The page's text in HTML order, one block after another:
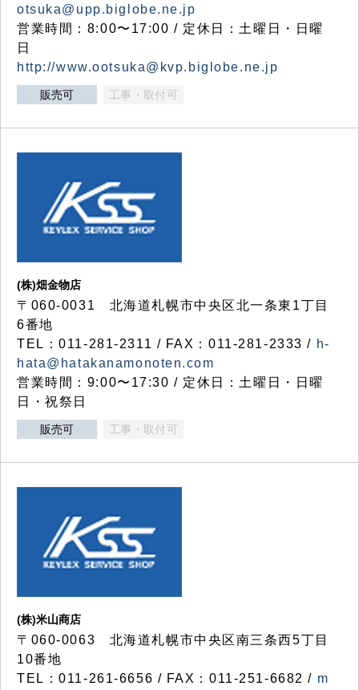
otsuka@upp.biglobe.ne.jp
営業時間：8:00〜17:00 / 定休日：土曜日・日曜
日
http://www.ootsuka@kvp.biglobe.ne.jp
販売可 工事・取付可
(株)畑金物店
〒060-0031 北海道札幌市中央区北一条東1丁目
6番地
TEL：011-281-2311 / FAX：011-281-2333 / h-
hata@hatakanamonoten.com
営業時間：9:00〜17:30 / 定休日：土曜日・日曜
日・祝祭日
販売可 工事・取付可
(株)米山商店
〒060-0063 北海道札幌市中央区南三条西5丁目
10番地
TEL：011-261-6656 / FAX：011-251-6682 / m